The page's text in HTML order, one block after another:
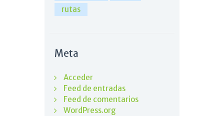
rutas
Meta
Acceder
Feed de entradas
Feed de comentarios
WordPress.org